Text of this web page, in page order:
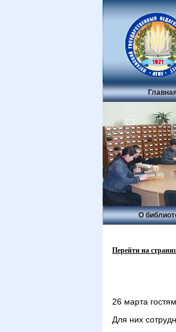
О
Перейти на
26 марта
Для них